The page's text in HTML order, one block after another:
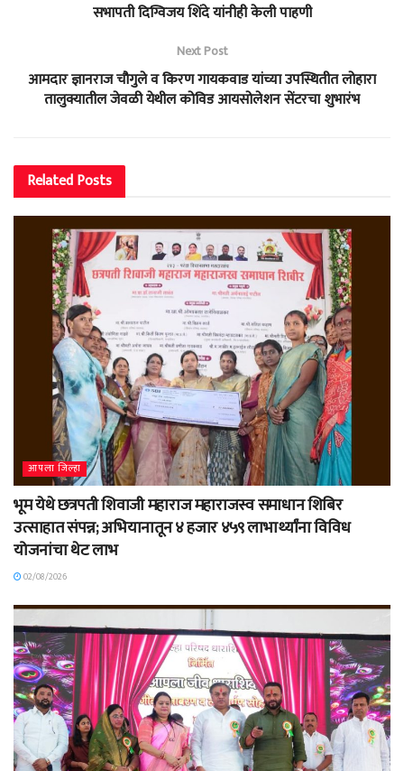
सभापती दिग्विजय शिंदे यांनीही केली पाहणी
Next Post
आमदार ज्ञानराज चौगुले व किरण गायकवाड यांच्या उपस्थितीत लोहारा
तालुक्यातील जेवळी येथील कोविड आयसोलेशन सेंटरचा शुभारंभ
RelatedPosts
आपला जिल्हा
भूम येथे छत्रपती शिवाजी महाराज महाराजस्व समाधान शिबिर
उत्साहात संपन्न; अभियानातून ४ हजार ४५९ लाभार्थ्यांना विविध
योजनांचा थेट लाभ
02/08/2026